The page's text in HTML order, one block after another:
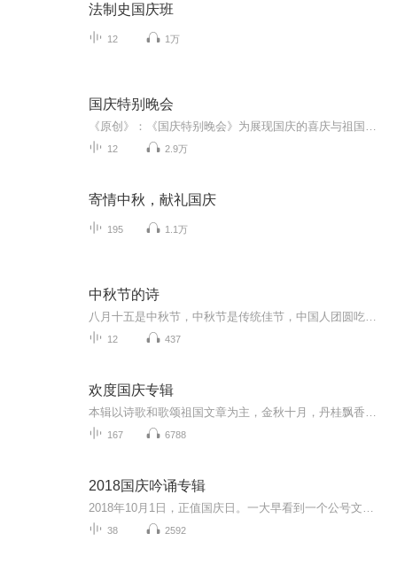
法制史国庆班
12 1万
国庆特别晚会
12 2.9万
寄情中秋，献礼国庆
195 1.1万
中秋节的诗
12 437
欢度国庆专辑
167 6788
2018国庆吟诵专辑
38 2592